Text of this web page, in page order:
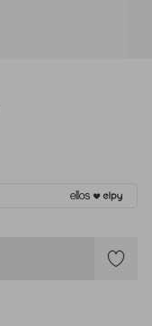
Lägg